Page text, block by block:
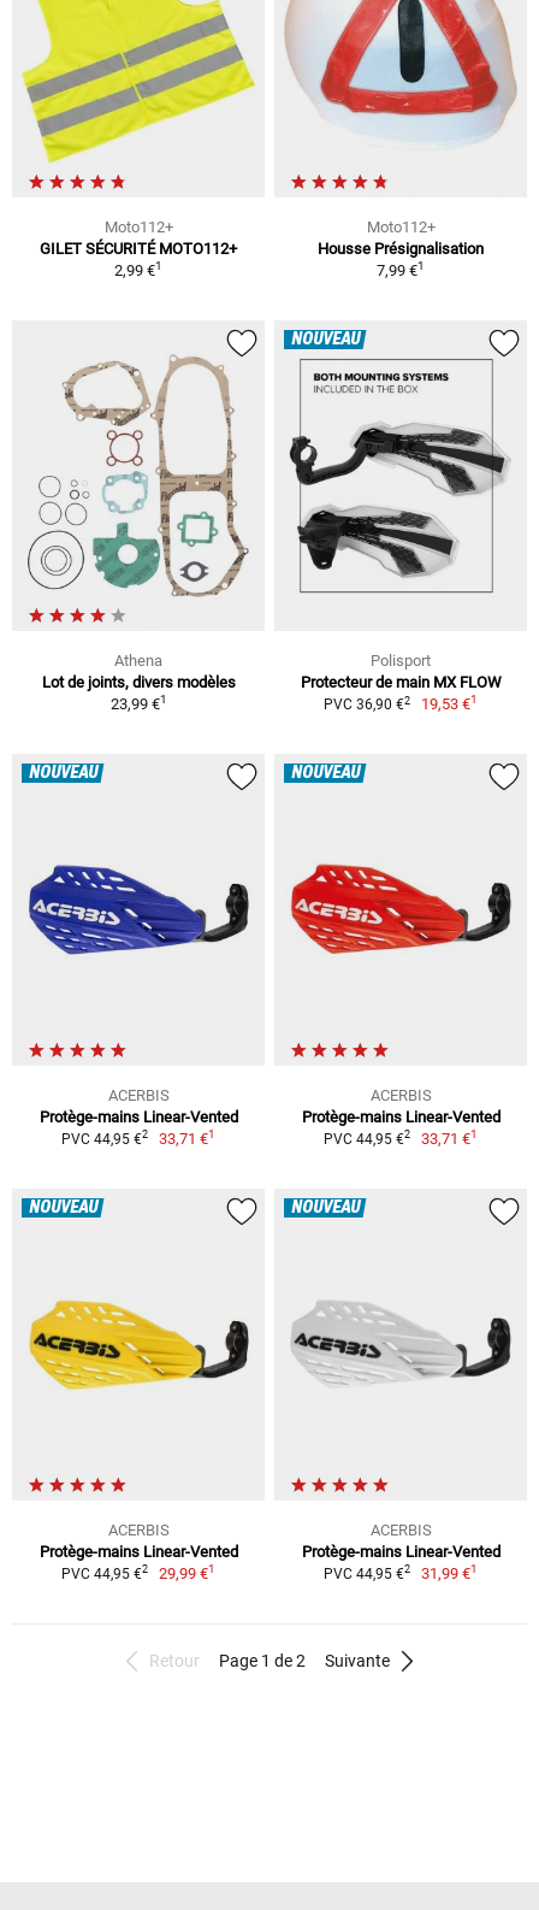
Moto112+
GILET SÉCURITÉ MOTO112+
2,99 €1
Moto112+
Housse Présignalisation
7,99 €1
Athena
Lot de joints, divers modèles
23,99 €1
NOUVEAU
Polisport
Protecteur de main MX FLOW
PVC 36,90 €2 19,53 €1
NOUVEAU
ACERBIS
Protège-mains Linear-Vented
PVC 44,95 €2 33,71 €1
NOUVEAU
ACERBIS
Protège-mains Linear-Vented
PVC 44,95 €2 33,71 €1
NOUVEAU
ACERBIS
Protège-mains Linear-Vented
PVC 44,95 €2 29,99 €1
NOUVEAU
ACERBIS
Protège-mains Linear-Vented
PVC 44,95 €2 31,99 €1
Retour Page 1 de 2 Suivante